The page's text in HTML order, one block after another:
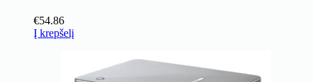
€54.86
Į krepšelį